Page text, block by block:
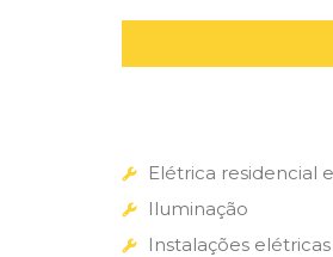
Elétrica residencial
Iluminação
Instalações